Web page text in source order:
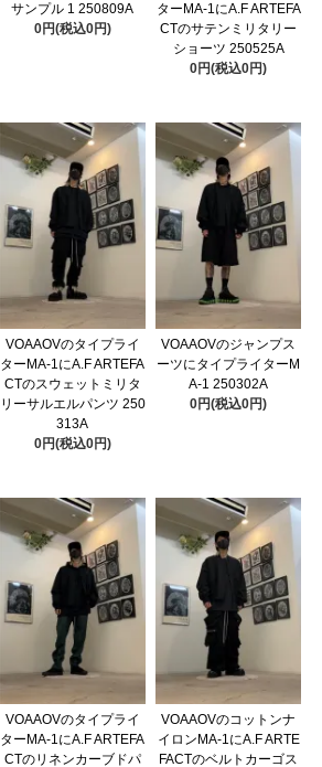
サンプル 1 250809A
0円(税込0円)
ターMA-1にA.F ARTEFA
CTのサテンミリタリー
ショーツ 250525A
0円(税込0円)
VOAAOVのタイプライ
ターMA-1にA.F ARTEFA
CTのスウェットミリタ
リーサルエルパンツ 250
313A
0円(税込0円)
VOAAOVのジャンプス
ーツにタイプライターM
A-1 250302A
0円(税込0円)
VOAAOVのタイプライ
ターMA-1にA.F ARTEFA
CTのリネンカーブドパ
VOAAOVのコットンナ
イロンMA-1にA.F ARTE
FACTのベルトカーゴス